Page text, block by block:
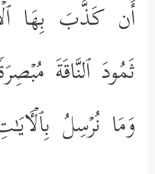
أَن كَذَّبَ بِهَا
ثَمُودَ ٱلنَّاقَةَ
وَمَا نُرۡسِلُ